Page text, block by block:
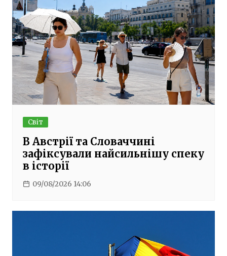
Світ
В Австрії та Словаччині
зафіксували найсильнішу спеку
в історії
09/08/2026 14:06